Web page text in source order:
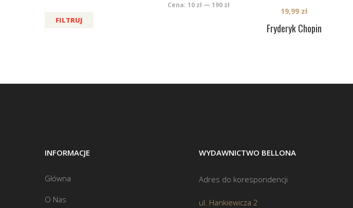
Fryderyk Chopin
19,99 zł
FILTRUJ
Cena: 10 zł — 190 zł
INFORMACJE
Główna
O Nas
WYDAWNICTWO BELLONA
Adres do korespondencji
ul. Hankiewicza 2